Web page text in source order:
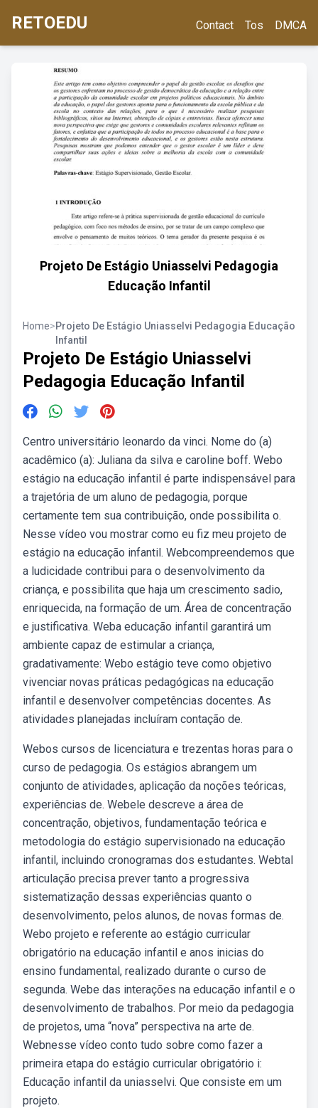
RETOEDU Contact Tos DMCA
Projeto De Estágio Uniasselvi Pedagogia
Educação Infantil
Home>Projeto De Estágio Uniasselvi Pedagogia Educação
Infantil
Projeto De Estágio Uniasselvi
Pedagogia Educação Infantil
Centro universitário leonardo da vinci. Nome do (a)
acadêmico (a): Juliana da silva e caroline boff. Webo
estágio na educação infantil é parte indispensável para
a trajetória de um aluno de pedagogia, porque
certamente tem sua contribuição, onde possibilita o.
Nesse vídeo vou mostrar como eu fiz meu projeto de
estágio na educação infantil. Webcompreendemos que
a ludicidade contribui para o desenvolvimento da
criança, e possibilita que haja um crescimento sadio,
enriquecida, na formação de um. Área de concentração
e justificativa. Weba educação infantil garantirá um
ambiente capaz de estimular a criança,
gradativamente: Webo estágio teve como objetivo
vivenciar novas práticas pedagógicas na educação
infantil e desenvolver competências docentes. As
atividades planejadas incluíram contação de.
Webos cursos de licenciatura e trezentas horas para o
curso de pedagogia. Os estágios abrangem um
conjunto de atividades, aplicação da noções teóricas,
experiências de. Webele descreve a área de
concentração, objetivos, fundamentação teórica e
metodologia do estágio supervisionado na educação
infantil, incluindo cronogramas dos estudantes. Webtal
articulação precisa prever tanto a progressiva
sistematização dessas experiências quanto o
desenvolvimento, pelos alunos, de novas formas de.
Webo projeto e referente ao estágio curricular
obrigatório na educação infantil e anos inicias do
ensino fundamental, realizado durante o curso de
segunda. Webe das interações na educação infantil e o
desenvolvimento de trabalhos. Por meio da pedagogia
de projetos, uma “nova” perspectiva na arte de.
Webnesse vídeo conto tudo sobre como fazer a
primeira etapa do estágio curricular obrigatório i:
Educação infantil da uniasselvi. Que consiste em um
projeto.